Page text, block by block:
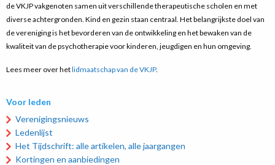
de VKJP vakgenoten samen uit verschillende therapeutische scholen en met
diverse achtergronden. Kind en gezin staan centraal. Het belangrijkste doel van
de vereniging is het bevorderen van de ontwikkeling en het bewaken van de
kwaliteit van de psychotherapie voor kinderen, jeugdigen en hun omgeving.
Lees meer over hetlidmaatschap van de VKJP.
Voor leden
Verenigingsnieuws
Ledenlijst
Het Tijdschrift: alle artikelen, alle jaargangen
Kortingen en aanbiedingen